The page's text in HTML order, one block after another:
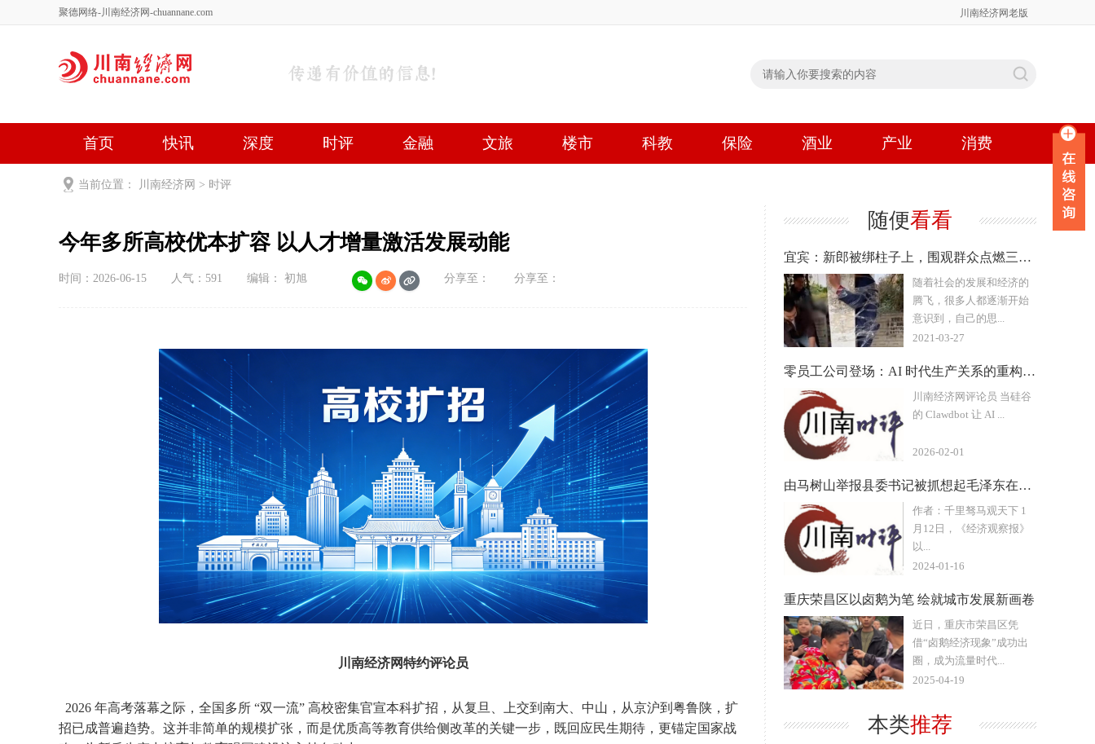
聚德网络-川南经济网-chuannane.com 川南经济网老版
首页 快讯 深度 时评 金融 文旅 楼市 科教 保险 酒业 产业 消费
健康 文艺
当前位置： 川南经济网 > 时评
今年多所高校优本扩容 以人才增量激活发展动能
时间：2026-06-15 人气： 591 编辑： 初旭 分享至： 分享至：
川南经济网特约评论员
2026 年高考落幕之际，全国多所 “双一流” 高校密集官宣本科扩招，从复旦、上交到南大、中山，从京沪到粤鲁陕，扩
招已成普遍趋势。这并非简单的规模扩张，而是优质高等教育供给侧改革的关键一步，既回应民生期待，更锚定国家战
随便看看
宜宾：新郎被绑柱子上，围观群众点燃三四圈鞭炮，边笑边起哄
随着社会的发展和经济的
腾飞，很多人都逐渐开始
意识到，自己的思...
2021-03-27
零员工公司登场：AI 时代生产关系的重构与新生
川南经济网评论员 当硅谷
的 Clawdbot 让 AI ...
2026-02-01
由马树山举报县委书记被抓想起毛泽东在延安挨骂
作者：千里驽马观天下 1
月12日，《经济观察报》
以...
2024-01-16
重庆荣昌区以卤鹅为笔 绘就城市发展新画卷
近日，重庆市荣昌区凭
借“卤鹅经济现象”成功出
圈，成为流量时代...
2025-04-19
本类推荐